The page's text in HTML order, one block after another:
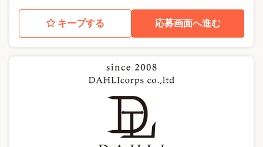
キープする 応募画面へ進む